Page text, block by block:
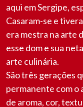
aqui em Sergipe,
Casaram-se e
era mestra na arte
esse dom e sua
arte culinária.
São três gerações
permanente com o
de aroma, cor,